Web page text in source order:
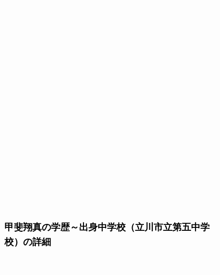
甲斐翔真の学歴～出身中学校（立川市立第五中学
校）の詳細